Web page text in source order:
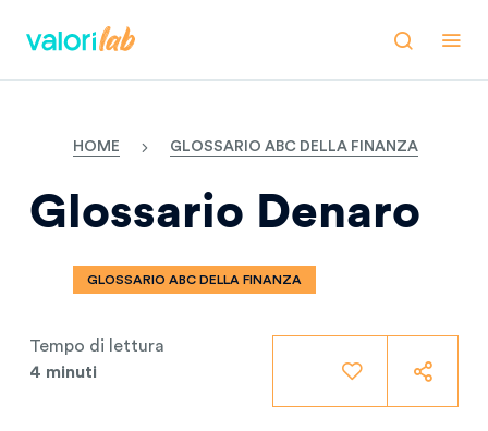
HOME GLOSSARIO ABC DELLA FINANZA
Glossario Denaro
GLOSSARIO ABC DELLA FINANZA
Tempo di lettura
4 minuti